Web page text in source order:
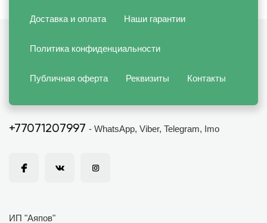
Доставка и оплата Наши гарантии
Политика конфиденциальности
Публичная оферта Реквизиты Контакты
+77071207997 - WhatsApp, Viber, Telegram, Imo
ИП "Аяпов"